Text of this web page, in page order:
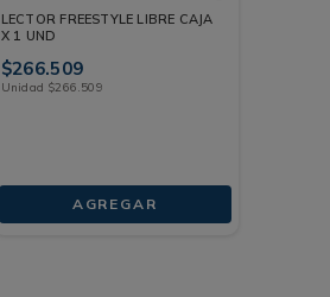
LECTOR FREESTYLE LIBRE CAJA
X 1 UND
$266.509
Unidad $266 509
AGREGAR